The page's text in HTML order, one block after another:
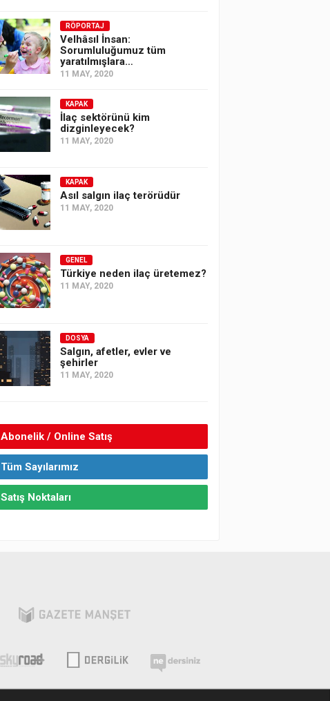
RÖPORTAJ
Velhâsıl İnsan:
Sorumluluğumuz tüm
yaratılmışlara…
11 MAY, 2020
KAPAK
İlaç sektörünü kim
dizginleyecek?
11 MAY, 2020
KAPAK
Asıl salgın ilaç terörüdür
11 MAY, 2020
GENEL
Türkiye neden ilaç üretemez?
11 MAY, 2020
DOSYA
Salgın, afetler, evler ve
şehirler
11 MAY, 2020
Abonelik / Online Satış
Tüm Sayılarımız
Satış Noktaları